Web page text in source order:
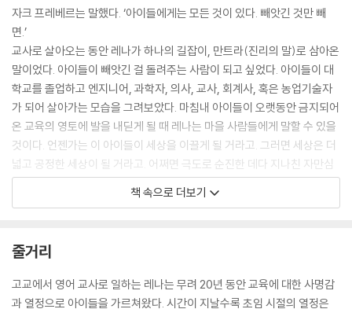
자크 프레베르는 말했다. ‘아이들에게는 모든 것이 있다. 빼앗긴 것만 빼
면.’
교사로 살아오는 동안 레나가 하나의 길잡이, 만트라(진리의 말)로 삼아온
말이었다. 아이들이 빼앗긴 걸 돌려주는 사람이 되고 싶었다. 아이들이 대
학교를 졸업하고 엔지니어, 과학자, 의사, 교사, 회계사, 혹은 농업기술자
가 되어 살아가는 모습을 그려보았다. 마침내 아이들이 오랫동안 금지되어
온 교육의 영토에 발을 내딛게 될 때 레나는 마을 사람들에게 말할 수 있을
것이다. 언젠가는 이 아이들이 세상을 이끌게 될 거라고. 그러면 세상은 더
넓고 공정한 세상이 될 거라고. 어쩌면 극도로 순진한 데다 지나친 자만심
에 사로잡혀있다는 지적을 받을 수도 있겠지만 아이들에 대한 사랑과 직업
에 대한 신념이 있기에 가능한 말이었다.
아이는 계속 외쳤다. 아이가 외치는 소리는 수천 년 동안 이어져 내려온 카
스트 제도를 쓸어버리고, 이 사회가 오랜세월 동안 구축해놓은 신분의 장
벽을 허물어뜨리는 힘찬 구호였다. 지금까지와는 다른 삶으로 초대하는 약
책 속으로 더보기
줄거리
고교에서 영어 교사로 일하는 레나는 무려 20년 동안 교육에 대한 사명감
과 열정으로 아이들을 가르쳐왔다. 시간이 지날수록 초임 시절의 열정은